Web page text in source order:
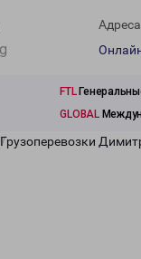
Адреса
FTL
GLOBAL
Грузоперевозки